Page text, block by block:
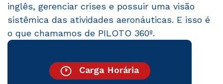
inglês, gerenciar crises e possuir uma visão
sistêmica das atividades aeronáuticas. E isso é
o que chamamos de PILOTO 360º.
Carga Horária